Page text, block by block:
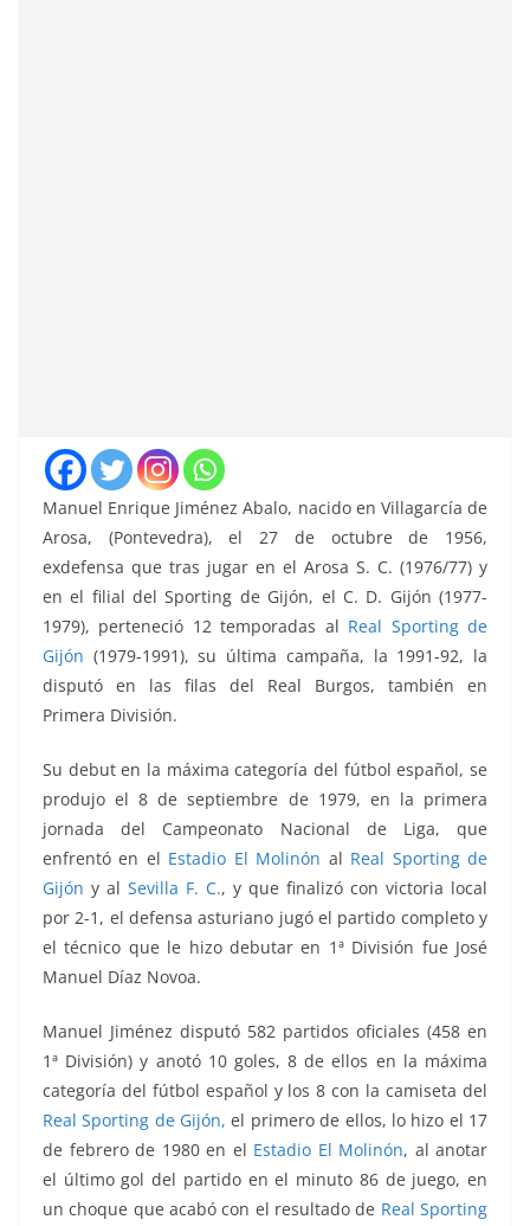
Manuel Enrique Jiménez Abalo, nacido en Villagarcía de
Arosa, (Pontevedra), el 27 de octubre de 1956,
exdefensa que tras jugar en el Arosa S. C. (1976/77) y
en el filial del Sporting de Gijón, el C. D. Gijón (1977-
1979), perteneció 12 temporadas al Real Sporting de
Gijón (1979-1991), su última campaña, la 1991-92, la
disputó en las filas del Real Burgos, también en
Primera División.
Su debut en la máxima categoría del fútbol español, se
produjo el 8 de septiembre de 1979, en la primera
jornada del Campeonato Nacional de Liga, que
enfrentóen el Estadio El Molinón al Real Sporting de
Gijón y al Sevilla F. C., y que finalizó con victoria local
por 2-1, el defensa asturiano jugó el partido completo y
el técnico que le hizo debutar en 1ª División fue José
Manuel Díaz Novoa.
Manuel Jiménez disputó 582 partidos oficiales (458 en
1ª División)y anotó 10 goles, 8 de ellos en la máxima
categoría del fútbol español y los 8 con la camiseta del
Real Sporting de Gijón, el primero de ellos, lo hizo el 17
de febrero de 1980 en el Estadio El Molinón, al anotar
el último gol del partido en el minuto 86 de juego, en
un choque que acabó con el resultado de Real Sporting